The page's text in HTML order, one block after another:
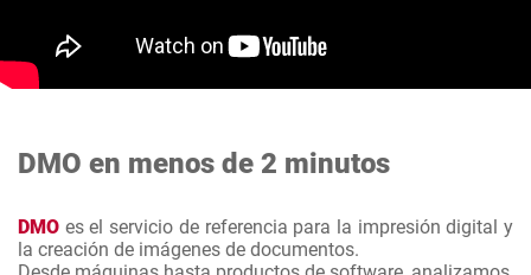
DMO en menos de 2 minutos
DMO es el servicio de referencia para la impresión digital y
la creación de imágenes de documentos.